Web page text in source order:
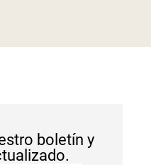
boletín y